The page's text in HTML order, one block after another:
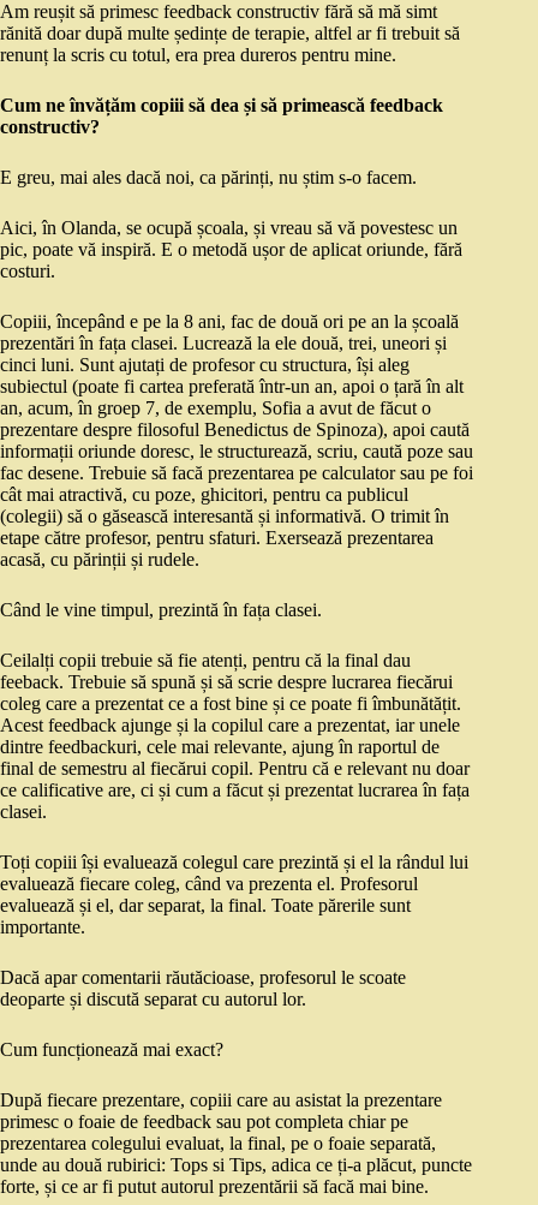
Am reușit să primesc feedback constructiv fără să mă simt
rănită doar după multe ședințe de terapie, altfel ar fi trebuit să
renunț la scris cu totul, era prea dureros pentru mine.
Cum ne învățăm copiii să dea și să primească feedback
constructiv?
E greu, mai ales dacă noi, ca părinți, nu știm s-o facem.
Aici, în Olanda, se ocupă școala, și vreau să vă povestesc un
pic, poate vă inspiră. E o metodă ușor de aplicat oriunde, fără
costuri.
Copiii, începând e pe la 8 ani, fac de două ori pe an la școală
prezentări în fața clasei. Lucrează la ele două, trei, uneori și
cinci luni. Sunt ajutați de profesor cu structura, își aleg
subiectul (poate fi cartea preferată într-un an, apoi o țară în alt
an, acum, în groep 7, de exemplu, Sofia a avut de făcut o
prezentare despre filosoful Benedictus de Spinoza), apoi caută
informații oriunde doresc, le structurează, scriu, caută poze sau
fac desene. Trebuie să facă prezentarea pe calculator sau pe foi
cât mai atractivă, cu poze, ghicitori, pentru ca publicul
(colegii) să o găsească interesantă și informativă. O trimit în
etape către profesor, pentru sfaturi. Exersează prezentarea
acasă, cu părinții și rudele.
Când le vine timpul, prezintă în fața clasei.
Ceilalți copii trebuie să fie atenți, pentru că la final dau
feeback. Trebuie să spună și să scrie despre lucrarea fiecărui
coleg care a prezentat ce a fost bine și ce poate fi îmbunătățit.
Acest feedback ajunge și la copilul care a prezentat, iar unele
dintre feedbackuri, cele mai relevante, ajung în raportul de
final de semestru al fiecărui copil. Pentru că e relevant nu doar
ce calificative are, ci și cum a făcut și prezentat lucrarea în fața
clasei.
Toți copiii își evaluează colegul care prezintă și el la rândul lui
evaluează fiecare coleg, când va prezenta el. Profesorul
evaluează și el, dar separat, la final. Toate părerile sunt
importante.
Dacă apar comentarii răutăcioase, profesorul le scoate
deoparte și discută separat cu autorul lor.
Cum funcționează mai exact?
După fiecare prezentare, copiii care au asistat la prezentare
primesc o foaie de feedback sau pot completa chiar pe
prezentarea colegului evaluat, la final, pe o foaie separată,
unde au două rubirici: Tops si Tips, adica ce ți-a plăcut, puncte
forte, și ce ar fi putut autorul prezentării să facă mai bine.